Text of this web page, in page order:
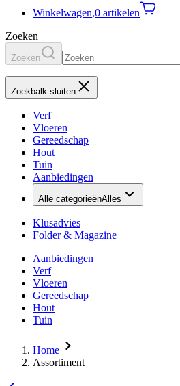
Winkelwagen,0 artikelen
Zoeken
Zoeken
Zoekbalk sluiten
Verf
Vloeren
Gereedschap
Hout
Tuin
Aanbiedingen
Alle categorieënAlles
Klusadvies
Folder & Magazine
Aanbiedingen
Verf
Vloeren
Gereedschap
Hout
Tuin
Home
Assortiment